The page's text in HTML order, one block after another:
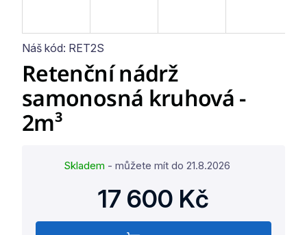
Náš kód: RET2S
Retenční nádrž
samonosná kruhová -
2m³
Skladem - můžete mít do 21.8.2026
17 600 Kč